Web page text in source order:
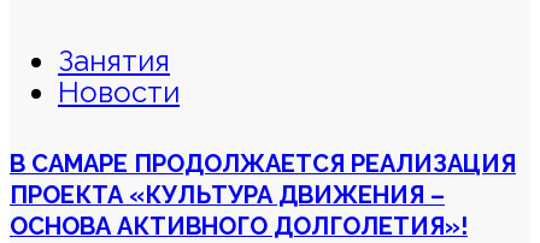
Занятия
Новости
В САМАРЕ ПРОДОЛЖАЕТСЯ РЕАЛИЗАЦИЯ
ПРОЕКТА «КУЛЬТУРА ДВИЖЕНИЯ –
ОСНОВА АКТИВНОГО ДОЛГОЛЕТИЯ»!